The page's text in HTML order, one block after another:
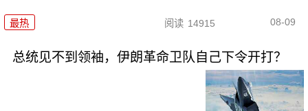
最热 阅读 14915 08-09
总统见不到领袖，伊朗革命卫队自己下令开打？